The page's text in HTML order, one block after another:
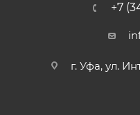
+7
г. Уфа, ул.